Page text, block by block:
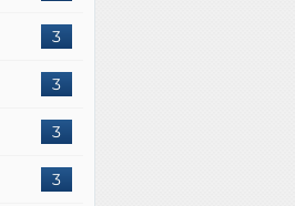
3
3
3
3